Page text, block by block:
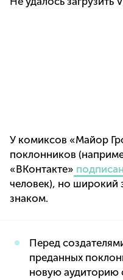
У комиксов «Майор
поклонников
«ВКонтакте»
человек), но широкий
знаком.
Перед
преданных
новую аудиторию